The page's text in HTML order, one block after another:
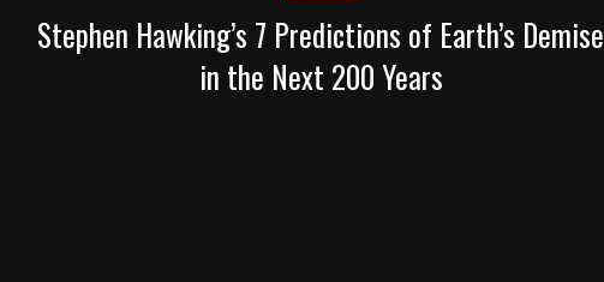
Stephen Hawking’s 7 Predictions of Earth’s Demise
in the Next 200 Years